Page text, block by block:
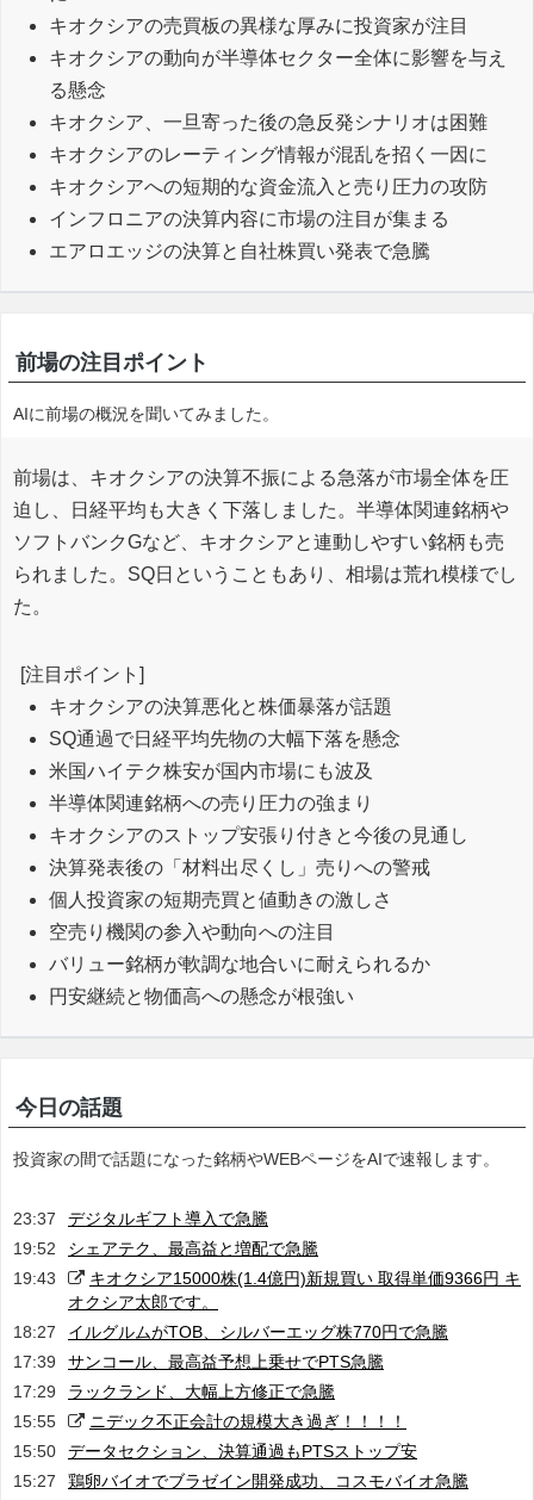
キオクシアの売買板の異様な厚みに投資家が注目
キオクシアの動向が半導体セクター全体に影響を与え
る懸念
キオクシア、一旦寄った後の急反発シナリオは困難
キオクシアのレーティング情報が混乱を招く一因に
キオクシアへの短期的な資金流入と売り圧力の攻防
インフロニアの決算内容に市場の注目が集まる
エアロエッジの決算と自社株買い発表で急騰
前場の注目ポイント
AIに前場の概況を聞いてみました。
前場は、キオクシアの決算不振による急落が市場全体を圧
迫し、日経平均も大きく下落しました。半導体関連銘柄や
ソフトバンクGなど、キオクシアと連動しやすい銘柄も売
られました。SQ日ということもあり、相場は荒れ模様でし
た。
[注目ポイント]
キオクシアの決算悪化と株価暴落が話題
SQ通過で日経平均先物の大幅下落を懸念
米国ハイテク株安が国内市場にも波及
半導体関連銘柄への売り圧力の強まり
キオクシアのストップ安張り付きと今後の見通し
決算発表後の「材料出尽くし」売りへの警戒
個人投資家の短期売買と値動きの激しさ
空売り機関の参入や動向への注目
バリュー銘柄が軟調な地合いに耐えられるか
円安継続と物価高への懸念が根強い
今日の話題
投資家の間で話題になった銘柄やWEBページをAIで速報します。
23:37
デジタルギフト導入で急騰
19:52
シェアテク、最高益と増配で急騰
19:43
キオクシア15000株(1.4億円)新規買い 取得単価9366円 キ
オクシア太郎です。
18:27
イルグルムがTOB、シルバーエッグ株770円で急騰
17:39
サンコール、最高益予想上乗せでPTS急騰
17:29
ラックランド、大幅上方修正で急騰
15:55
ニデック不正会計の規模大き過ぎ！！！！
15:50
データセクション、決算通過もPTSストップ安
15:27
鶏卵バイオでブラゼイン開発成功、コスモバイオ急騰